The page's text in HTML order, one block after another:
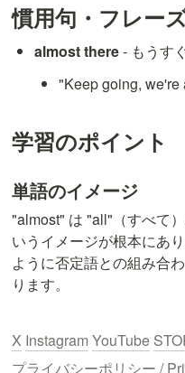
慣用句・フレー
almost there - もうす
"Keep going, we're
学習のポイント
単語のイメージ
"almost" は "all"（すべて
いうイメージが根本にあ
ように否定語との組み合
ります。
X Instagram YouTube
プライバシーポリシー /